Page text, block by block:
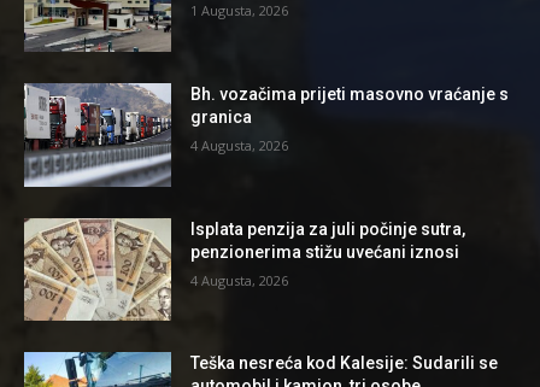
1 Augusta, 2026
Bh. vozačima prijeti masovno vraćanje s
granica
4 Augusta, 2026
Isplata penzija za juli počinje sutra,
penzionerima stižu uvećani iznosi
4 Augusta, 2026
Teška nesreća kod Kalesije: Sudarili se